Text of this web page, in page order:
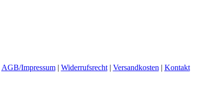
AGB/Impressum| Widerrufsrecht| Versandkosten | Kontakt